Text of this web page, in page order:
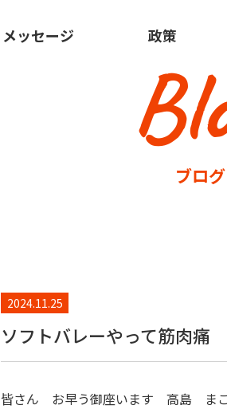
メッセージ 政策
ブログ
2024.11.25
ソフトバレーやって筋肉痛
皆さん お早う御座います 高島 ま